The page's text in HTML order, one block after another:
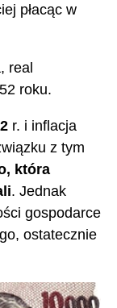
płacąc w
real
roku.
r. i inflacja
z tym
która
. Jednak
gospodarce
ostatecznie